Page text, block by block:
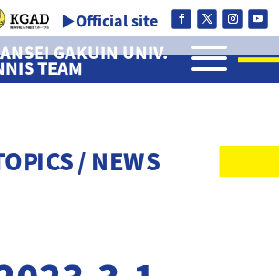
▶Official site
GAKUIN UNIV.
TEAM a
/ NEWS